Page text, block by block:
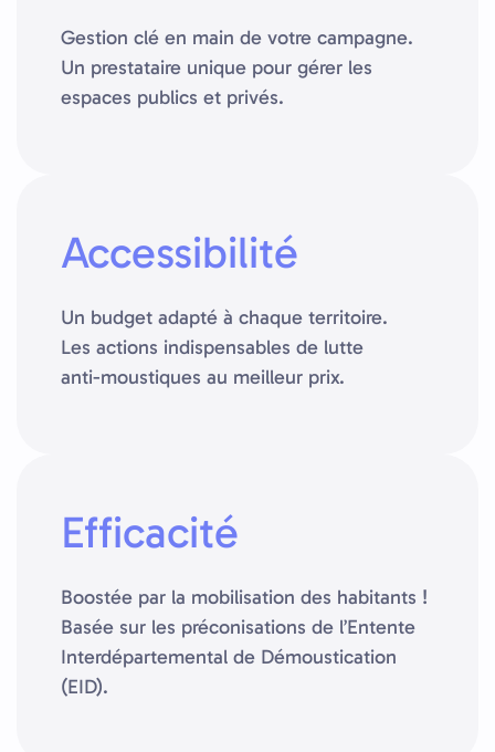
Gestion clé en main de votre campagne.
Un prestataire unique pour gérer les
espaces publics et privés.
Accessibilité
Un budget adapté à chaque territoire.
Les actions indispensables de lutte
anti-moustiques au meilleur prix.
Efficacité
Boostée par la mobilisation des habitants !
Basée sur les préconisations de l’Entente
Interdépartemental de Démoustication
(EID).